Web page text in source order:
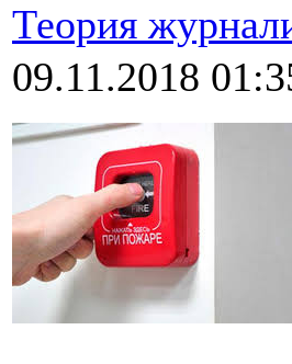
Теория
09.11.2018